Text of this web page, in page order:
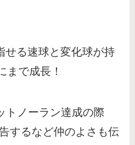
せる速球と変化球が持
まで成長！
トノーラン達成の際
するなど仲のよさも伝